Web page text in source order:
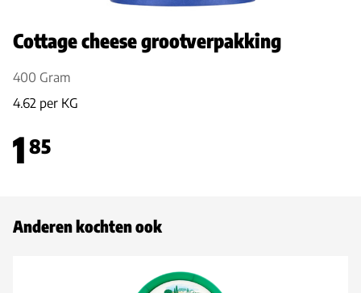
Cottage cheese grootverpakking
400 Gram
4.62 per KG
1 85
Anderen kochten ook